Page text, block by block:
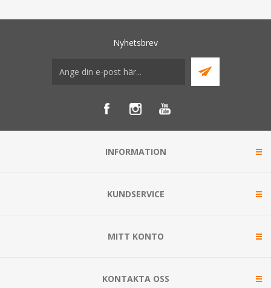
Nyhetsbrev
INFORMATION
KUNDSERVICE
MITT KONTO
KONTAKTA OSS